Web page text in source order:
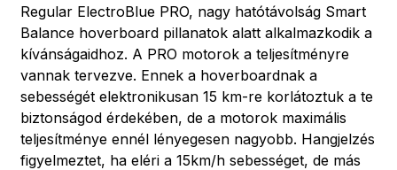
Regular ElectroBlue PRO, nagy hatótávolság Smart
Balance hoverboard pillanatok alatt alkalmazkodik a
kívánságaidhoz. A PRO motorok a teljesítményre
vannak tervezve. Ennek a hoverboardnak a
sebességét elektronikusan 15 km-re korlátoztuk a te
biztonságod érdekében, de a motorok maximális
teljesítménye ennél lényegesen nagyobb. Hangjelzés
figyelmeztet, ha eléri a 15km/h sebességet, de más